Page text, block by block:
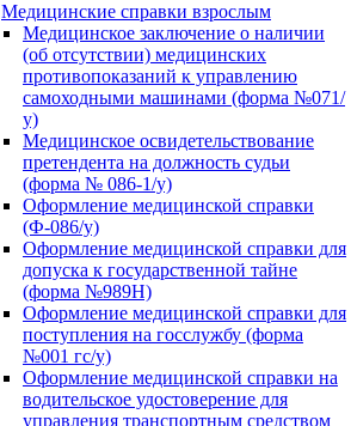
Медицинские справки взрослым
Медицинское заключение о наличии
(об отсутствии) медицинских
противопоказаний к управлению
самоходными машинами (форма №071/
у)
Медицинское освидетельствование
претендента на должность судьи
(форма № 086-1/у)
Оформление медицинской справки
(Ф-086/у)
Оформление медицинской справки для
допуска к государственной тайне
(форма №989Н)
Оформление медицинской справки для
поступления на госслужбу (форма
№001 гс/у)
Оформление медицинской справки на
водительское удостоверение для
управления транспортным средством